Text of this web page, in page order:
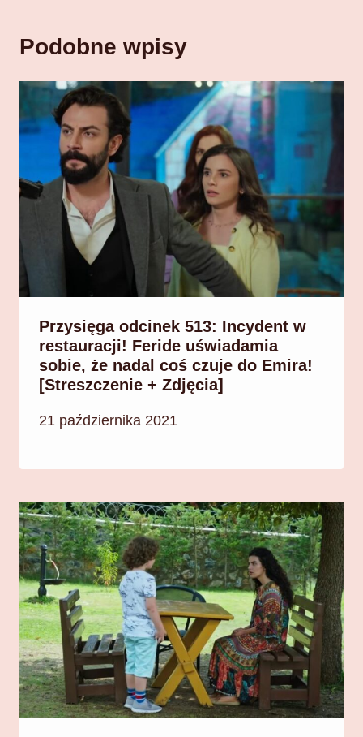
Podobne wpisy
Przysięga odcinek 513: Incydent w
restauracji! Feride uświadamia
sobie, że nadal coś czuje do Emira!
[Streszczenie + Zdjęcia]
21 października 2021